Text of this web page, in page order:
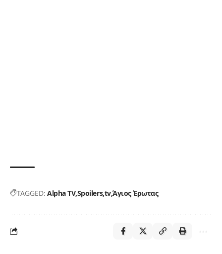
TAGGED: Alpha TVSpoilers tvΆγιος Έρωτας